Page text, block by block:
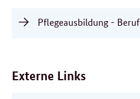
Pflegeausbildung -
Externe Links